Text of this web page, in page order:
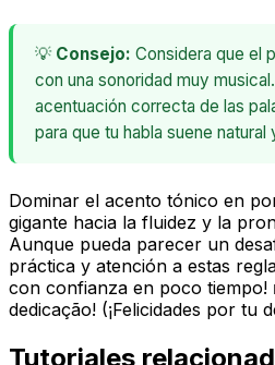
💡 Consejo: Considera que el
con una sonoridad muy
acentuación correcta de las
para que tu habla suene natural
Dominar el acento tónico en
gigante hacia la fluidez y la
Aunque pueda parecer un
práctica y atención a estas
con confianza en poco tiempo!
dedicação! (¡Felicidades por tu
Tutoriales